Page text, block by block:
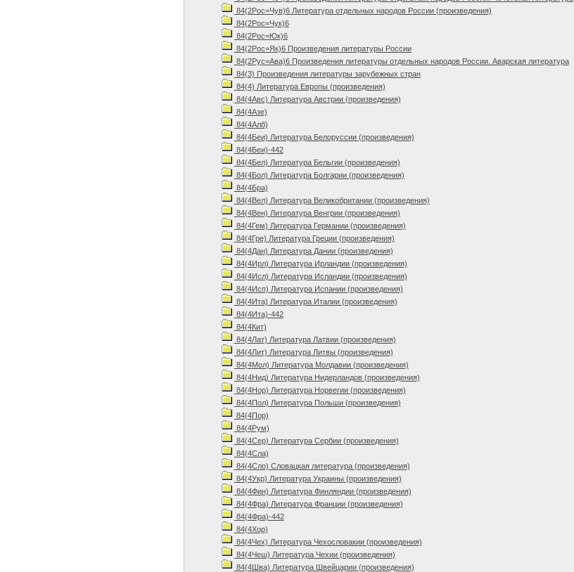
84(2Рос=Чув)6 Литература отдельных народов России (произведения)
84(2Рос=Чук)6
84(2Рос=Юк)6
84(2Рос=Як)6 Произведения литературы России
84(2Рус=Ава)6 Произведения литературы отдельных народов России. Аварская литература
84(3) Произведения литературы зарубежных стран
84(4) Литература Европы (произведения)
84(4Авс) Литература Австрии (произведения)
84(4Азе)
84(4Алб)
84(4Беи) Литература Белоруссии (произведения)
84(4Беи)-442
84(4Бел) Литература Бельгии (произведения)
84(4Бол) Литература Болгарии (произведения)
84(4Бра)
84(4Вел) Литература Великобритании (произведения)
84(4Вен) Литература Венгрии (произведения)
84(4Гем) Литература Германии (произведения)
84(4Гре) Литература Греции (произведения)
84(4Дан) Литература Дании (произведения)
84(4Ирл) Литература Ирландии (произведения)
84(4Исл) Литература Исландии (произведения)
84(4Исп) Литература Испании (произведения)
84(4Ита) Литература Италии (произведения)
84(4Ита)-442
84(4Кит)
84(4Лат) Литература Латвии (произведения)
84(4Лит) Литература Литвы (произведения)
84(4Мол) Литература Молдавии (произведения)
84(4Нид) Литература Нидерландов (произведения)
84(4Нор) Литература Норвегии (произведения)
84(4Пол) Литература Польши (произведения)
84(4Пор)
84(4Рум)
84(4Сер) Литература Сербии (произведения)
84(4Сла)
84(4Сло) Словацкая литература (произведения)
84(4Укр) Литература Украины (произведения)
84(4Фин) Литература Финляндии (произведения)
84(4Фра) Литература Франции (произведения)
84(4Фра)-442
84(4Хор)
84(4Чех) Литература Чехословакии (произведения)
84(4Чеш) Литература Чехии (произведения)
84(4Шва) Литература Швейцарии (произведения)